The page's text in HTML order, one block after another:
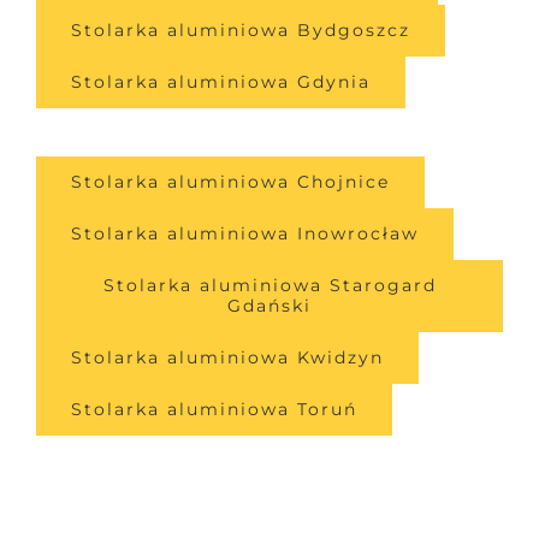
Stolarka aluminiowa Bydgoszcz
Stolarka aluminiowa Gdynia
Stolarka aluminiowa Chojnice
Stolarka aluminiowa Inowrocław
Stolarka aluminiowa Starogard
Gdański
Stolarka aluminiowa Kwidzyn
Stolarka aluminiowa Toruń